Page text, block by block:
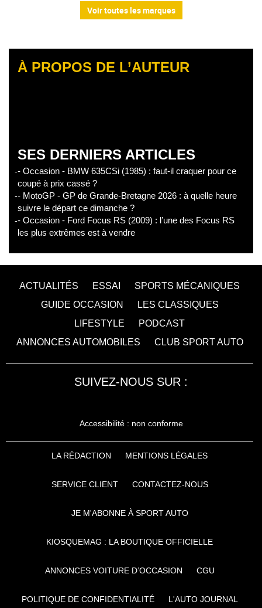
Voir toutes les marques
À PROPOS DE L’AUTEUR
SES DERNIERS ARTICLES
- Occasion - BMW 635CSi (1985) : faut-il craquer pour ce
coupé à prix cassé ?
- MotoGP - GP de Grande-Bretagne 2026 : à quelle heure
suivre le départ ce dimanche ?
- Occasion - Ford Focus RS (2009) : l’une des Focus RS
les plus extrêmes est à vendre
ACTUALITÉS ESSAI
SPORTS MÉCANIQUES
GUIDE OCCASION
LES CLASSIQUES
LIFESTYLE
PODCAST
ANNONCES AUTOMOBILES
CLUB SPORT AUTO
SUIVEZ-NOUS SUR :
Accessibilité : non conforme
LA RÉDACTION MENTIONS LÉGALES
SERVICE CLIENT CONTACTEZ-NOUS
JE M'ABONNE À SPORT AUTO
KIOSQUEMAG : LA BOUTIQUE OFFICIELLE
ANNONCES VOITURE D’OCCASION CGU
POLITIQUE DE CONFIDENTIALITÉ L'AUTO JOURNAL